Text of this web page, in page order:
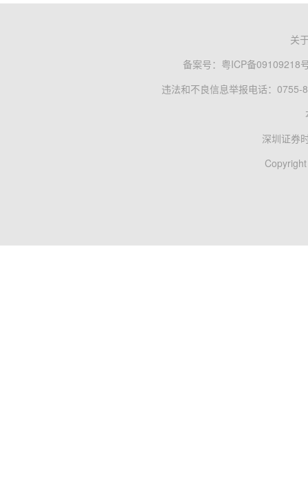
关
备案号： 粤ICP备09109218
违法和不良信息举报电话：0755-
深圳证券